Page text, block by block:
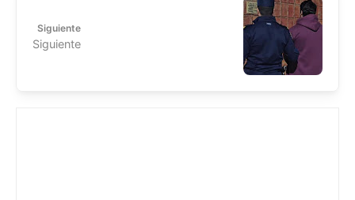
Siguiente
Siguiente